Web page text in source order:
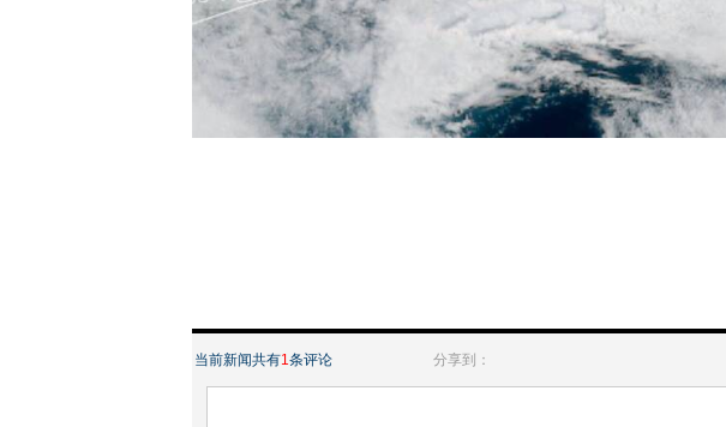
当前新闻共有1条评论 分享到：